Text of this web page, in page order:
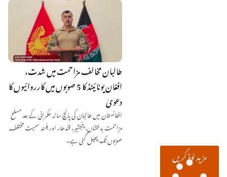
طالبان مخالف مزاحمت میں شدت،
افغان یونائیٹڈ کا 5 صوبوں میں کارروائیوں کا
دعویٰ
افغانستان میں طالبان کی پانچ سالہ حکمرانی کے بعد مسلح
مزاحمت بدخشاں، پنجشیر، قندھار اور ہلمند سمیت مختلف
صوبوں تک پھیل گئی ہے۔
مزید لوڈ کریں